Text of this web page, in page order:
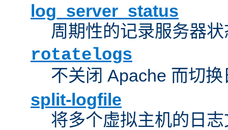
log_server_status
周期性的记录服务器
rotatelogs
不关闭 Apache 而切
split-logfile
将多个虚拟主机的日